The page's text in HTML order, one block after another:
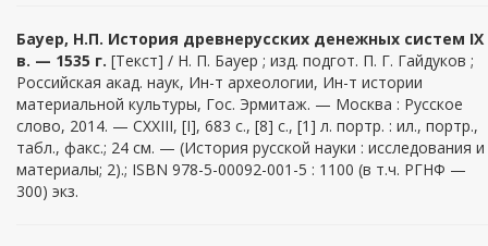
Бауер, Н.П. История древнерусских денежных систем IX
в. — 1535 г. [Текст] / Н. П. Бауер ; изд. подгот. П. Г. Гайдуков ;
Российская акад. наук, Ин-т археологии, Ин-т истории
материальной культуры, Гос. Эрмитаж. — Москва : Русское
слово, 2014. — CXXIII, [I], 683 с., [8] с., [1] л. портр. : ил., портр.,
табл., факс.; 24 см. — (История русской науки : исследования и
материалы; 2).; ISBN 978-5-00092-001-5 : 1100 (в т.ч. РГНФ —
300) экз.